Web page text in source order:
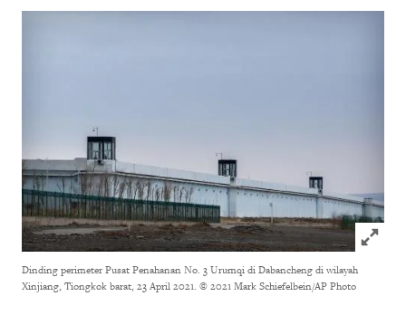
Click to
Dinding perimeter Pusat Penahanan No. 3 Urumqi di Dabancheng di wilayah
Xinjiang, Tiongkok barat, 23 April 2021. © 2021 Mark Schiefelbein/AP Photo